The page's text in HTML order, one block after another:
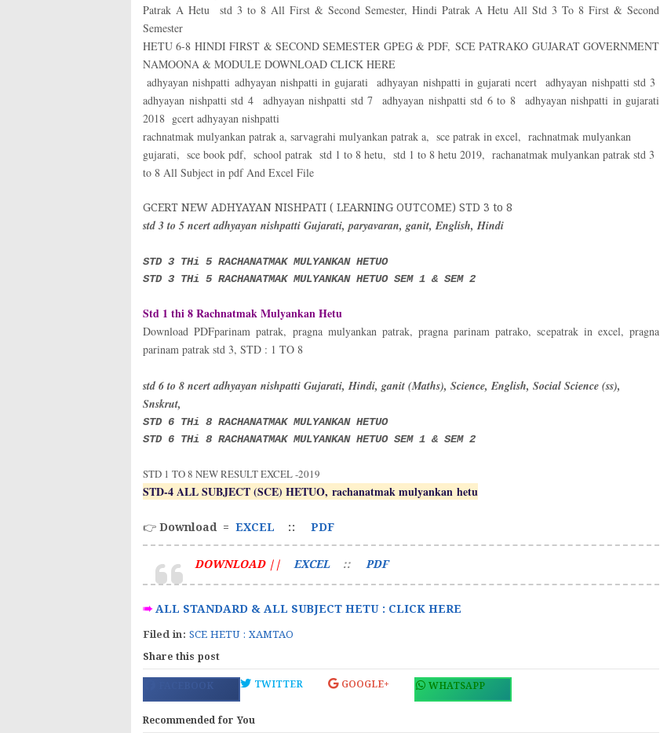
Patrak A Hetu std 3 to 8 All First & Second Semester, Hindi Patrak A Hetu All Std 3 To 8 First & Second
Semester
HETU 6-8 HINDI FIRST & SECOND SEMESTER GPEG & PDF, SCE PATRAKO GUJARAT GOVERNMENT
NAMOONA & MODULE DOWNLOAD CLICK HERE
adhyayan nishpatti adhyayan nishpatti in gujarati adhyayan nishpatti in gujarati ncert adhyayan nishpatti std 3
adhyayan nishpatti std 4 adhyayan nishpatti std 7 adhyayan nishpatti std 6 to 8 adhyayan nishpatti in gujarati
2018 gcert adhyayan nishpatti
rachnatmak mulyankan patrak a, sarvagrahi mulyankan patrak a, sce patrak in excel, rachnatmak mulyankan
gujarati, sce book pdf, school patrak std 1 to 8 hetu, std 1 to 8 hetu 2019, rachanatmak mulyankan patrak std 3
to 8 All Subject in pdf And Excel File
GCERT NEW ADHYAYAN NISHPATI ( LEARNING OUTCOME) STD 3 to 8
std 3 to 5 ncert adhyayan nishpatti Gujarati, paryavaran, ganit, English, Hindi
STD 3 THi 5 RACHANATMAK MULYANKAN HETUO
STD 3 THi 5 RACHANATMAK MULYANKAN HETUO SEM 1 & SEM 2
Std 1 thi 8 Rachnatmak Mulyankan Hetu
Download PDFparinam patrak, pragna mulyankan patrak, pragna parinam patrako, scepatrak in excel, pragna
parinam patrak std 3, STD : 1 TO 8
std 6 to 8 ncert adhyayan nishpatti Gujarati, Hindi, ganit (Maths), Science, English, Social Science (ss),
Snskrut,
STD 6 THi 8 RACHANATMAK MULYANKAN HETUO
STD 6 THi 8 RACHANATMAK MULYANKAN HETUO SEM 1 & SEM 2
STD 1 TO 8 NEW RESULT EXCEL -2019
STD-4 ALL SUBJECT (SCE) HETUO, rachanatmak mulyankan hetu
👉 Download = EXCEL :: PDF
DOWNLOAD || EXCEL:: PDF
➠ ALL STANDARD & ALL SUBJECT HETU : CLICK HERE
Filed in: SCE HETU : XAMTAO
Share this post
FACEBOOK TWITTER GOOGLE+ WHATSAPP
Recommended for You